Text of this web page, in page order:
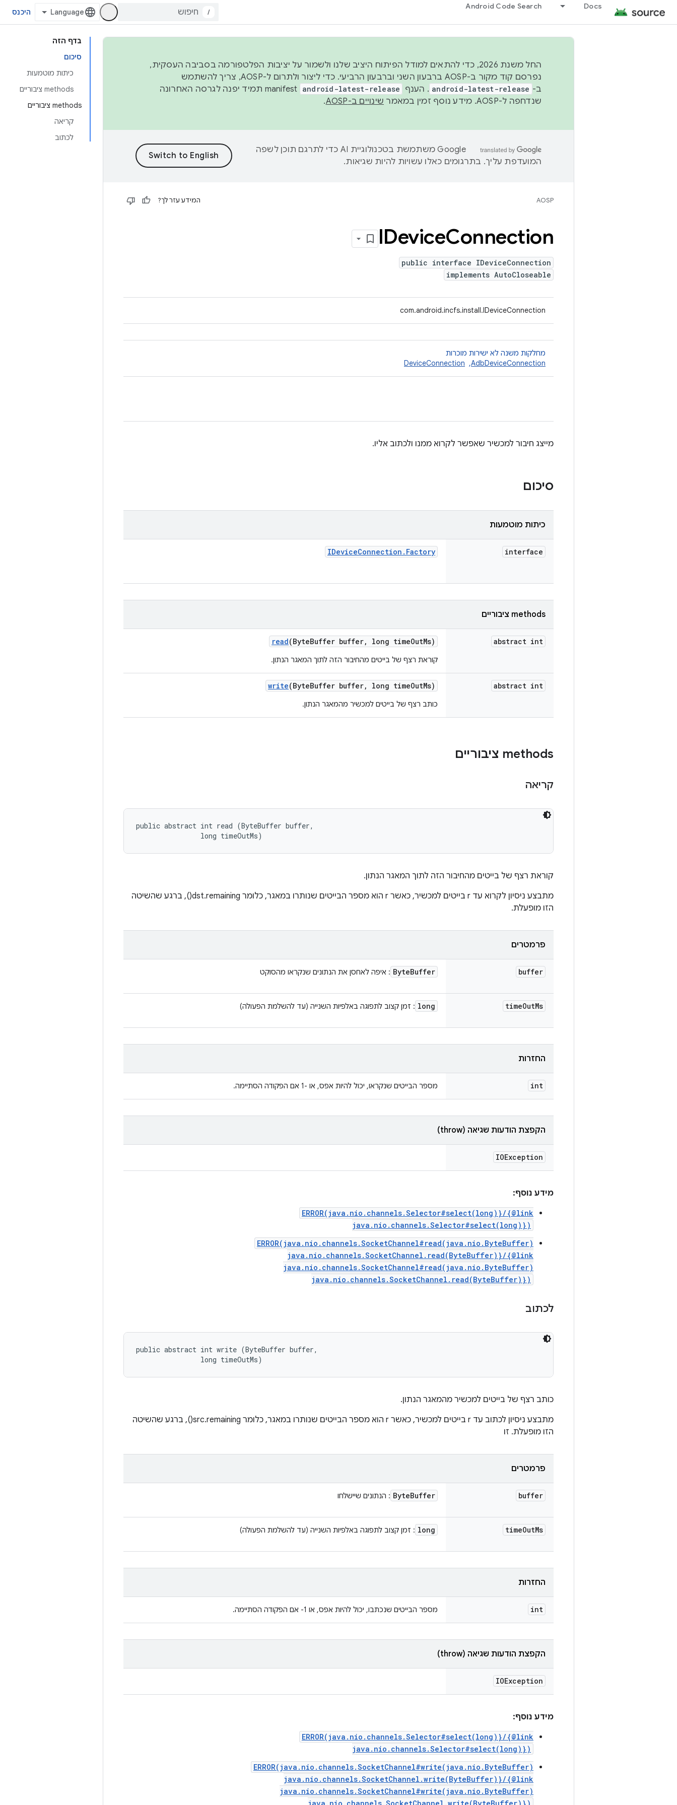
Docs
Android Code Search
/ היכנס
בדף הזה
סיכום
כיתות מוטמעות
‫methods ציבוריים
‫methods ציבוריים
קריאה
לכתוב
החל משנת 2026, כדי להתאים למודל הפיתוח היציב שלנו ולשמור על יציבות הפלטפורמה בסביבה העסקית,
נפרסם קוד מקור ב-AOSP ברבעון השני וברבעון הרביעי. כדי ליצור ולתרום ל-AOSP, צריך להשתמש
ב- android-latest-release . הענף android-latest-release
manifest תמיד יפנה לגרסה האחרונה
שנדחפה ל-AOSP. מידע נוסף זמין במאמר
שינויים ב-AOSP .
‫Google משתמשת בטכנולוגיית AI כדי לתרגם תוכן לשפה
המועדפת עליך. בתרגומים כאלו עשויות להיות שגיאות.
AOSP המידע עזר לך?
IDeviceConnection
public interface IDeviceConnection
implements AutoCloseable
com.android.incfs.install.IDeviceConnection
מחלקות משנה לא ישירות מוכרות
AdbDeviceConnection
, ‏
DeviceConnection
מייצג חיבור למכשיר שאפשר לקרוא ממנו ולכתוב אליו.
סיכום
כיתות מוטמעות
interface
IDeviceConnection . Factory
‫methods ציבוריים
abstract int
read(ByteBuffer buffer, long timeOutMs)
קוראת רצף של בייטים מהחיבור הזה לתוך המאגר הנתון.
abstract int
write(ByteBuffer buffer, long timeOutMs)
כותב רצף של בייטים למכשיר מהמאגר הנתון.
‫methods ציבוריים
קריאה
public abstract int read (ByteBuffer buffer,
                long timeOutMs)
קוראת רצף של בייטים מהחיבור הזה לתוך המאגר הנתון.
מתבצע ניסיון לקרוא עד r בייטים למכשיר, כאשר r הוא מספר הבייטים שנותרו במאגר, כלומר dst.remaining(), ברגע שהשיטה
הזו מופעלת.
פרמטרים
buffer
ByteBuffer : איפה לאחסן את הנתונים שנקראו מהסוקט
timeOutMs
long : זמן קצוב לתפוגה באלפיות השנייה (עד להשלמת הפעולה)
החזרות
int מספר הבייטים שנקראו, יכול להיות אפס, או -1 אם הפקודה הסתיימה.
הקפצת הודעות שגיאה (throw)
IOException
מידע נוסף:
ERROR(java.nio.channels.Selector#select(long)}/{@link
java.nio.channels.Selector#select(long)})
ERROR(java.nio.channels.SocketChannel#read(java.nio.ByteBuffer)
java.nio.channels.SocketChannel.read(ByteBuffer)}/{@link
java.nio.channels.SocketChannel#read(java.nio.ByteBuffer)
java.nio.channels.SocketChannel.read(ByteBuffer)})
לכתוב
public abstract int write (ByteBuffer buffer,
                long timeOutMs)
כותב רצף של בייטים למכשיר מהמאגר הנתון.
מתבצע ניסיון לכתוב עד r בייטים למכשיר, כאשר r הוא מספר הבייטים שנותרו במאגר, כלומר src.remaining(), ברגע שהשיטה
הזו מופעלת. זו
פרמטרים
buffer
ByteBuffer : הנתונים שיישלחו
timeOutMs
long : זמן קצוב לתפוגה באלפיות השנייה (עד להשלמת הפעולה)
החזרות
int מספר הבייטים שנכתבו, יכול להיות אפס, או ‎-1 אם הפקודה הסתיימה.
הקפצת הודעות שגיאה (throw)
IOException
מידע נוסף:
ERROR(java.nio.channels.Selector#select(long)}/{@link
java.nio.channels.Selector#select(long)})
ERROR(java.nio.channels.SocketChannel#write(java.nio.ByteBuffer)
java.nio.channels.SocketChannel.write(ByteBuffer)}/{@link
java.nio.channels.SocketChannel#write(java.nio.ByteBuffer)